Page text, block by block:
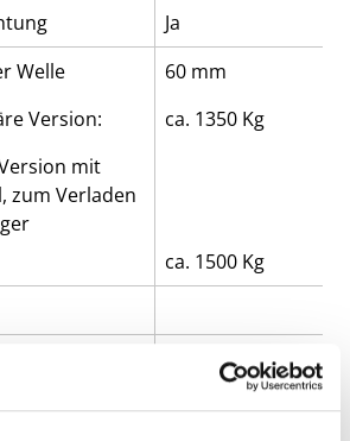
Ja
Welle
Version:
mit
zum Verladen
60 mm
ca. 1350 Kg
ca. 1500 Kg
ca. 1700 Kg